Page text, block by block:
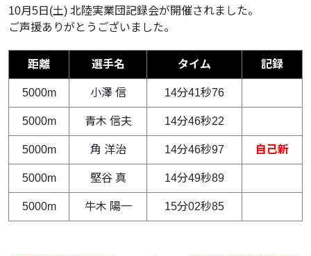
10月5日(土) 北陸実業団記録会が開催されました。
ご声援ありがとうございました。
距離 選手名 タイム 記録
5000m 小澤 信 14分41秒76
5000m 青木 信夫 14分46秒22
5000m 角 洋治 14分46秒97 自己新
5000m 堅谷 真 14分49秒89
5000m 牛木 陽一 15分02秒85